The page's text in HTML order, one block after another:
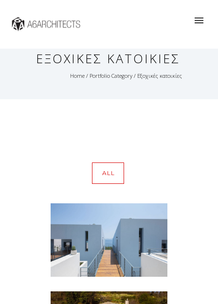
PORTFOLIO
ΕΞΟΧΙΚΈΣ ΚΑΤΟΙΚΊΕΣ
Home / Portfolio Category / Εξοχικές κατοικίες
ALL
ΔΎΟ ΑΝΕΞΆΡΤΗΤΕΣ
ΚΑΤΟΙΚΊΕΣ ΣΤΟ ΝΗΣΆΚΙ
ΚΈΡΚΥΡΑΣ
Εξοχικές Κατοικίες